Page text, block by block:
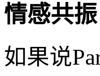
情感共
如果说